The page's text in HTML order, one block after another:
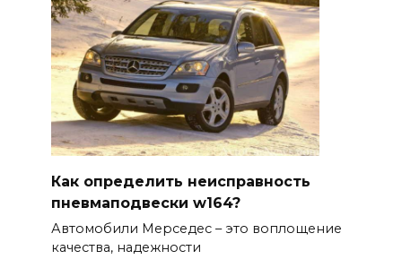
Как определить неисправность
пневмаподвески w164?
Автомобили Мерседес – это воплощение
качества, надежности